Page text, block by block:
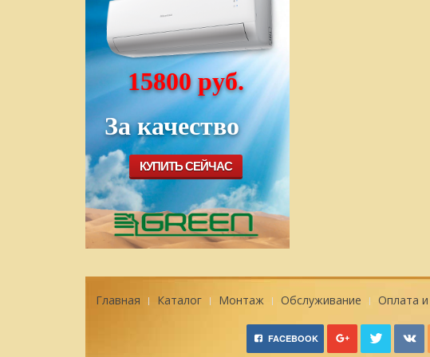
15800 руб.
За качество
КУПИТЬ СЕЙЧАС
Главная Каталог Монтаж Обслуживание Оплата и
FACEBOOK